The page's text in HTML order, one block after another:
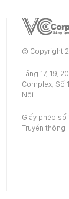
© Copyright
Tầng 17, 19,
Complex, Số
Nội.
Giấy phép số
Truyền thông